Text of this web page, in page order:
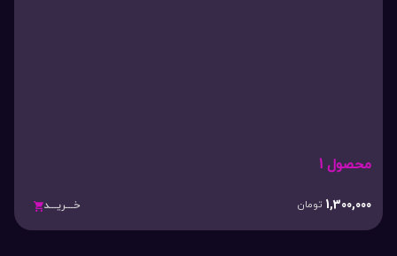
محصول 1
1,300,000 تومان خـــریـــد